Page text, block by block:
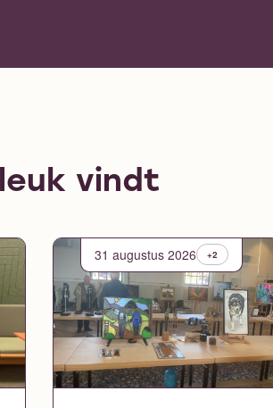
vindt
31 augustus 2026 +2